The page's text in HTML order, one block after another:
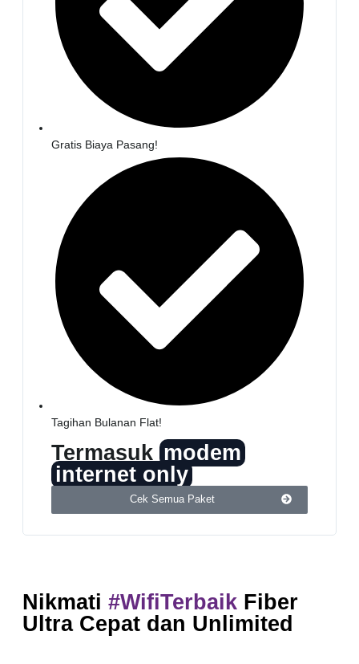
Gratis Biaya Pasang!
Tagihan Bulanan Flat!
Termasukmodem
internet only
Cek Semua Paket
Nikmati #WifiTerbaik Fiber
Ultra Cepat dan Unlimited